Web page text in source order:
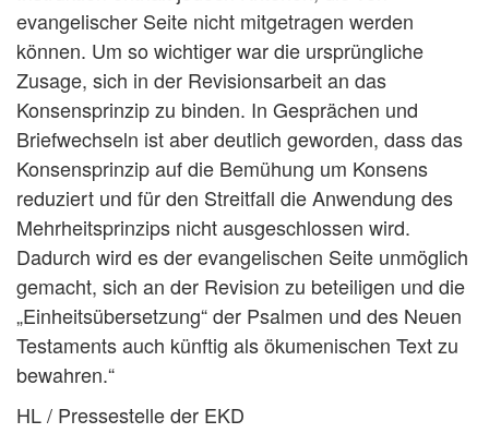
evangelischer Seite nicht mitgetragen werden
können. Um so wichtiger war die ursprüngliche
Zusage, sich in der Revisionsarbeit an das
Konsensprinzip zu binden. In Gesprächen und
Briefwechseln ist aber deutlich geworden, dass das
Konsensprinzip auf die Bemühung um Konsens
reduziert und für den Streitfall die Anwendung des
Mehrheitsprinzips nicht ausgeschlossen wird.
Dadurch wird es der evangelischen Seite unmöglich
gemacht, sich an der Revision zu beteiligen und die
„Einheitsübersetzung“ der Psalmen und des Neuen
Testaments auch künftig als ökumenischen Text zu
bewahren.“
HL / Pressestelle der EKD